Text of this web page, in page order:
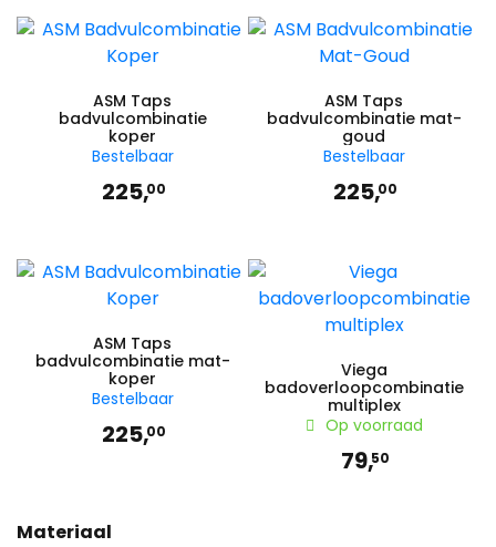
Materiaal
ASM Taps
badvulcombinatie
koper
Bestelbaar
225,00
ASM Taps
badvulcombinatie mat-
goud
Bestelbaar
225,00
ASM Taps
badvulcombinatie mat-
koper
Bestelbaar
225,00
Viega
badoverloopcombinatie
multiplex
Op voorraad
79,50